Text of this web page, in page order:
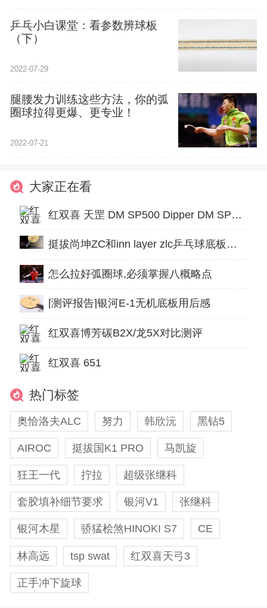
乒乓小白课堂：看参数辨球板
（下）
2022-07-29
腿腰发力训练这些方法，你的弧
圈球拉得更爆、更专业！
2022-07-21
大家正在看
红双喜 天罡 DM SP500 Dipper DM SP500
挺拔尚坤ZC和inn layer zlc乒乓球底板试打评测对比
怎么拉好弧圈球,必须掌握八概略点
[测评报告]银河E-1无机底板用后感
红双喜博芳碳B2X/龙5X对比测评
红双喜 651
热门标签
奥恰洛夫ALC 努力 韩欣沅 黑钻5
AIROC 挺拔国K1 PRO 马凯旋
狂王一代 拧拉 超级张继科
套胶填补细节要求 银河V1 张继科
银河木星 骄猛桧煞HINOKI S7 CE
林高远 tsp swat 红双喜天弓3
正手冲下旋球